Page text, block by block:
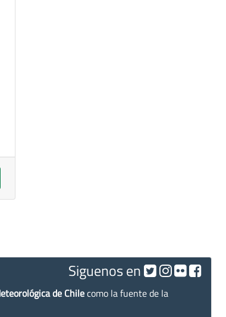
Siguenos en
de Chilecomo la fuente de la